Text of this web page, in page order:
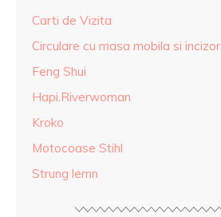
Carti de Vizita
Circulare cu masa mobila si incizor
Feng Shui
Hapi.Riverwoman
Kroko
Motocoase Stihl
Strung lemn